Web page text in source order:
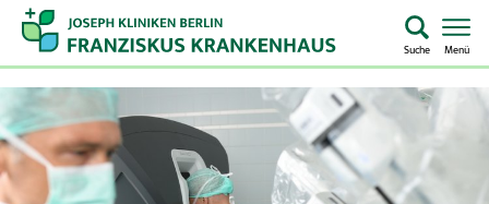
Suche Menü
Startseite
Home